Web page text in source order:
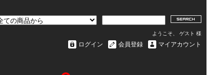
ようこそ、 ゲスト 様
マイアカウント
会員登録
ログイン